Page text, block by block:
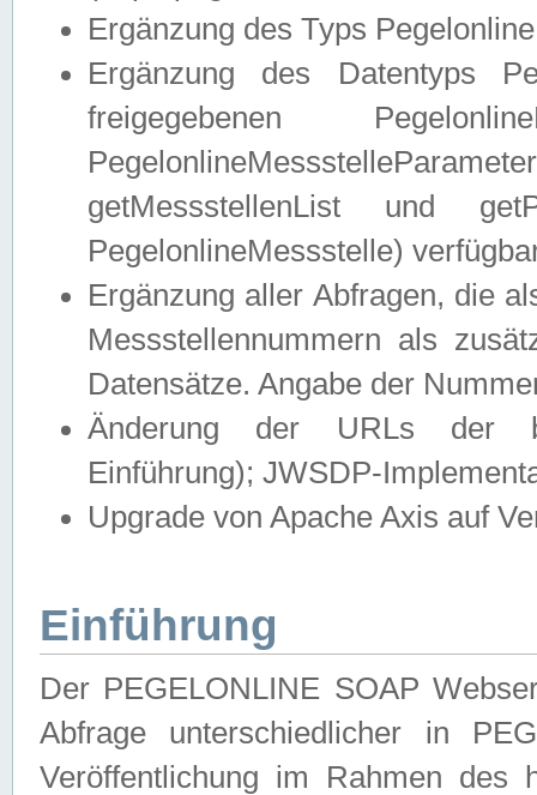
Ergänzung des Typs
Ergänzung des Datentyps
freigegebenen
getMessstellenList und
PegelonlineMessstelle)
Ergänzung aller Abfragen, die
Messstellennummern als
Datensätze. Angabe der
Änderung der URLs der
Einführung); JWSDP-
Upgrade von Apache Axis auf
Einführung
Der PEGELONLINE SOAP
Abfrage unterschiedlicher in
Veröffentlichung im Rahmen des